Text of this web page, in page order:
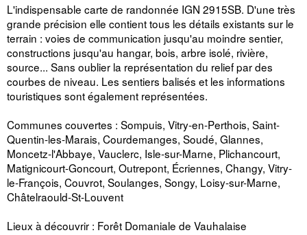
L'indispensable carte de randonnée IGN 2915SB. D'une très
grande précision elle contient tous les détails existants sur le
terrain : voies de communication jusqu'au moindre sentier,
constructions jusqu'au hangar, bois, arbre isolé, rivière,
source... Sans oublier la représentation du relief par des
courbes de niveau. Les sentiers balisés et les informations
touristiques sont également représentées.
Communes couvertes : Sompuis, Vitry-en-Perthois, Saint-
Quentin-les-Marais, Courdemanges, Soudé, Glannes,
Moncetz-l'Abbaye, Vauclerc, Isle-sur-Marne, Plichancourt,
Matignicourt-Goncourt, Outrepont, Écriennes, Changy, Vitry-
le-François, Couvrot, Soulanges, Songy, Loisy-sur-Marne,
Châtelraould-St-Louvent
Lieux à découvrir : Forêt Domaniale de Vauhalaise